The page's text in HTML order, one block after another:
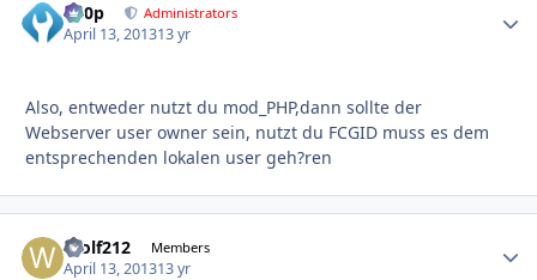
d00p Administrators
April 13, 201313 yr
Also, entweder nutzt du mod_PHP,dann sollte der
Webserver user owner sein, nutzt du FCGID muss es dem
entsprechenden lokalen user geh?ren
Wolf212 Members
April 13, 201313 yr